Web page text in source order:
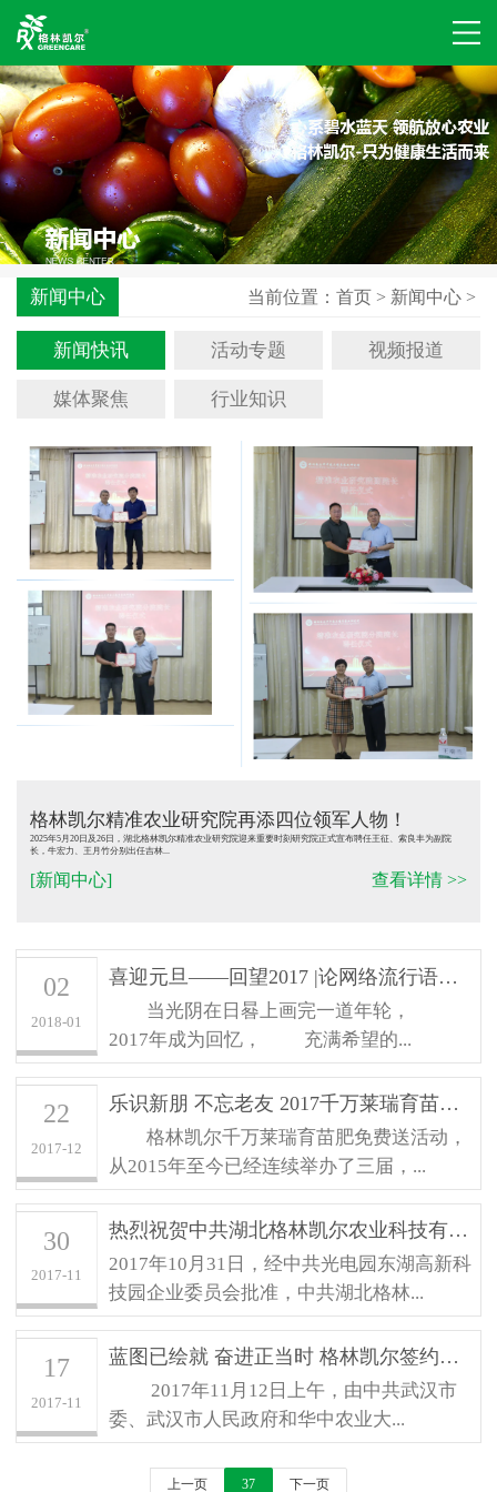
新闻中心 当前位置：首页 > 新闻中心 >
新闻快讯 活动专题 视频报道
媒体聚焦 行业知识
格林凯尔精准农业研究院再添四位领军人物！
2025年5月20日及26日，湖北格林凯尔精准农业研究院迎来重要时刻研究院正式宣布聘任王征、索良丰为副院
长，牛宏力、王月竹分别出任吉林...
[新闻中心] 查看详情 >>
02
2018-01
喜迎元旦——回望2017 |论网络流行语在...
当光阴在日晷上画完一道年轮，
2017年成为回忆， 充满希望的...
22
2017-12
乐识新朋 不忘老友 2017千万莱瑞育苗肥...
格林凯尔千万莱瑞育苗肥免费送活动，
从2015年至今已经连续举办了三届，...
30
2017-11
热烈祝贺中共湖北格林凯尔农业科技有限...
2017年10月31日，经中共光电园东湖高新科
技园企业委员会批准，中共湖北格林...
17
2017-11
蓝图已绘就 奋进正当时 格林凯尔签约武...
2017年11月12日上午，由中共武汉市
委、武汉市人民政府和华中农业大...
上一页 37 下一页